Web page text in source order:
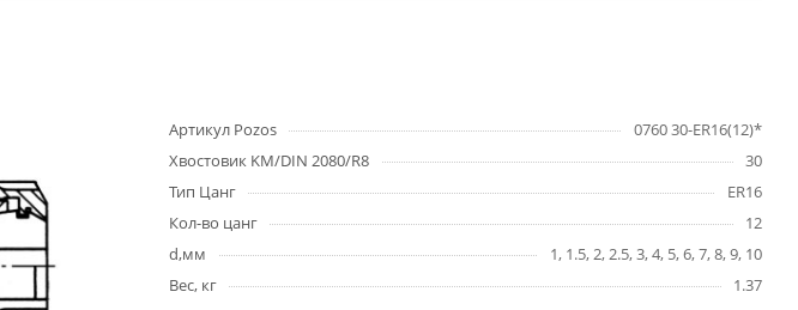
Артикул Pozos
0760 30-ER16(12)*
Хвостовик KM/DIN 2080/R8
30
Тип Цанг
ER16
Кол-во цанг
12
d,мм
1, 1.5, 2, 2.5, 3, 4, 5, 6, 7, 8, 9, 10
Вес, кг
1.37